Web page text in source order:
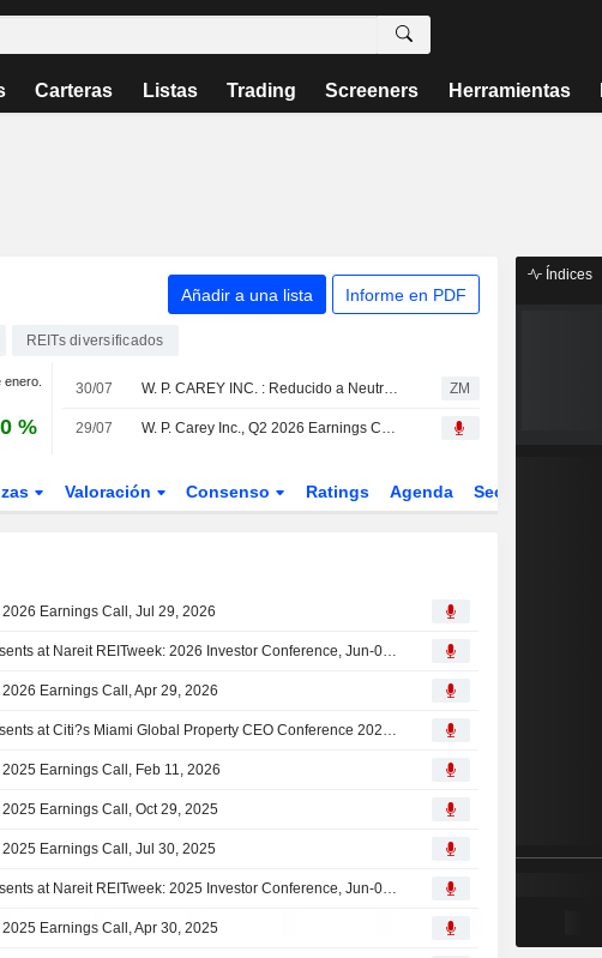
Carteras Listas Trading Screeners Herramientas
Añadir a una lista Informe en PDF
REITs diversificados
enero.
%
30/07 W. P. CAREY INC. : Reducido a Neutral por RBC Capital Markets ZM
29/07 W. P. Carey Inc., Q2 2026 Earnings Call, Jul 29, 2026
Valoración Consenso Ratings Agenda Sector
2026 Earnings Call, Jul 29, 2026
W. P. Carey Inc. Presents at Nareit REITweek: 2026 Investor Conference, Jun-03-2026 11:00 AM
2026 Earnings Call, Apr 29, 2026
W. P. Carey Inc. Presents at Citi?s Miami Global Property CEO Conference 2026, Mar-02-2026 02:55 PM
2025 Earnings Call, Feb 11, 2026
2025 Earnings Call, Oct 29, 2025
2025 Earnings Call, Jul 30, 2025
W. P. Carey Inc. Presents at Nareit REITweek: 2025 Investor Conference, Jun-04-2025 08:45 AM
2025 Earnings Call, Apr 30, 2025
Índices